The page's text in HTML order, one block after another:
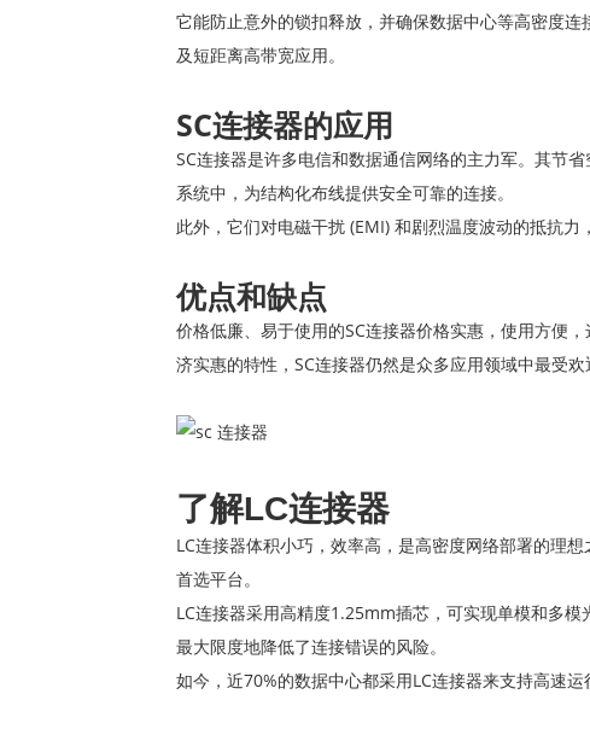
它能防止意外的锁扣释放，并确保数据中心等高密度
及短距离高带宽应用。
SC连接器的应用
SC连接器是许多电信和数据通信网络的主力军。其节
系统中，为结构化布线提供安全可靠的连接。
此外，它们对电磁干扰 (EMI) 和剧烈温度波动的抵抗力
优点和缺点
价格低廉、易于使用的SC连接器价格实惠，使用方便
济实惠的特性，SC连接器仍然是众多应用领域中最受欢
了解LC连接器
LC连接器体积小巧，效率高，是高密度网络部署的理
首选平台。
LC连接器采用高精度1.25mm插芯，可实现单模和多
最大限度地降低了连接错误的风险。
如今，近70%的数据中心都采用LC连接器来支持高速